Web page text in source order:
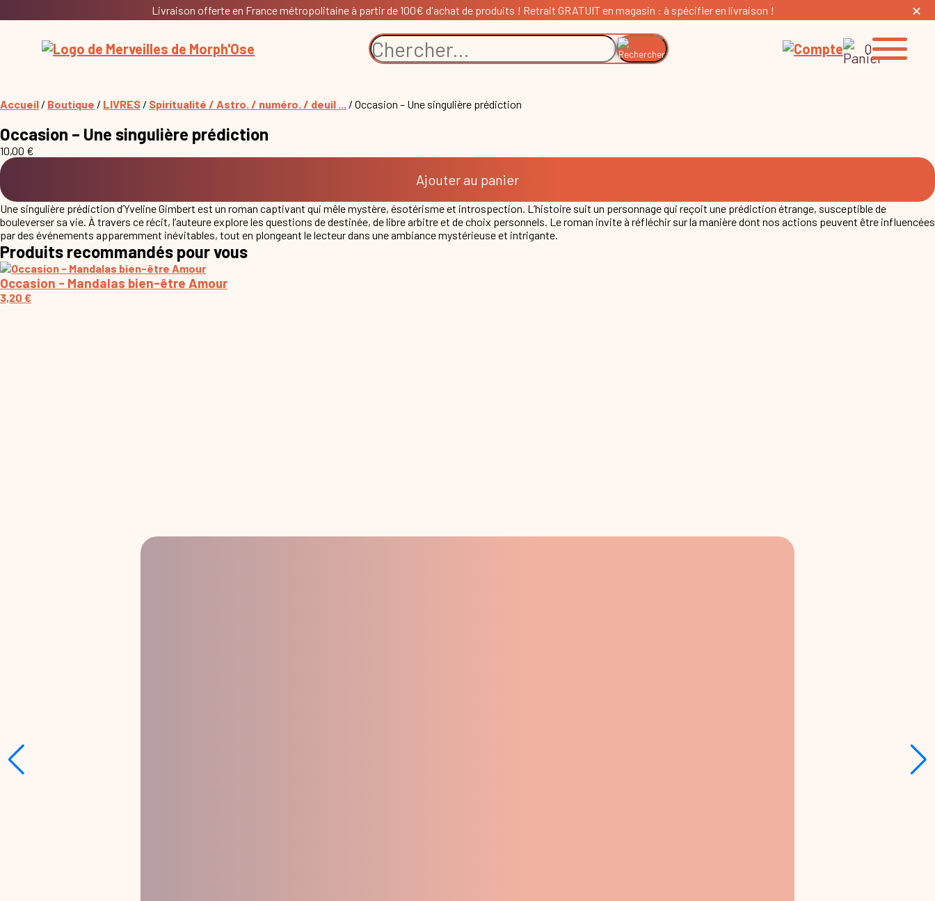
Livraison offerte en France métropolitaine à partir de 100€ d'achat de produits ! Retrait GRATUIT en magasin : à spécifier en livraison !
0
Accueil / Boutique / LIVRES / Spiritualité / Astro. / numéro. / deuil ... / Occasion – Une singulière prédiction
Occasion – Une singulière prédiction
10,00 €
Ajouter au panier
Une singulière prédiction d’Yveline Gimbert est un roman captivant qui mêle mystère, ésotérisme et introspection. L’histoire suit un personnage qui reçoit une prédiction étrange, susceptible de
bouleverser sa vie. À travers ce récit, l’auteure explore les questions de destinée, de libre arbitre et de choix personnels. Le roman invite à réfléchir sur la manière dont nos actions peuvent être influencées
par des événements apparemment inévitables, tout en plongeant le lecteur dans une ambiance mystérieuse et intrigante.
Produits recommandés pour vous
Occasion - Mandalas bien-être Amour
3,20 €